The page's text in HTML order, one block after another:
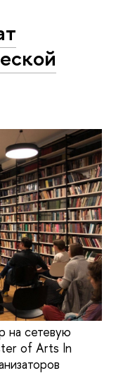
на сетевую
of Arts In